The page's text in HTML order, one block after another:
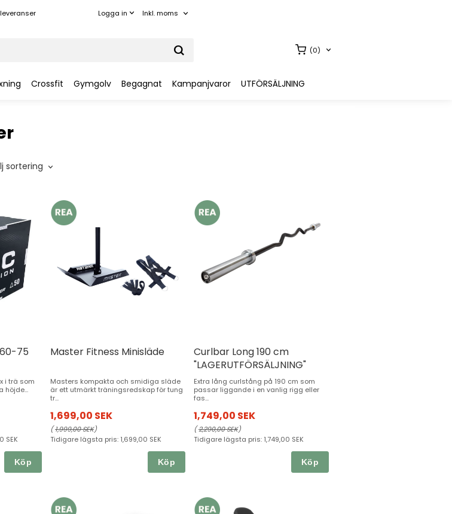
Logga in Inkl. moms
(0)
Crossfit Gymgolv Begagnat Kampanjvaror UTFÖRSÄLJNING
sortering
75
i trä som
höjde...
SEK
Köp
Master Fitness Minisläde
Masters kompakta och smidiga släde
är ett utmärkt träningsredskap för tung
tr...
1,699,00 SEK
(1,999,00 SEK)
Tidigare lägsta pris: 1,699,00 SEK
Köp
Curlbar Long 190 cm
"LAGERUTFÖRSÄLJNING"
Extra lång curlstång på 190 cm som
passar liggande i en vanlig rigg eller
fas...
1,749,00 SEK
(2,290,00 SEK)
Tidigare lägsta pris: 1,749,00 SEK
Köp